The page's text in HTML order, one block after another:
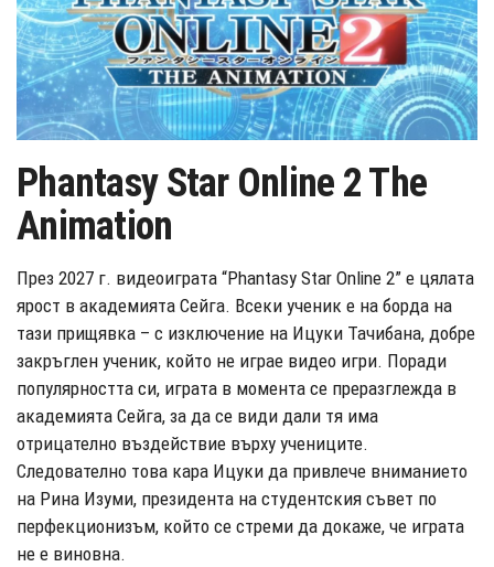
Phantasy Star Online 2 The
Animation
През 2027 г. видеоиграта “Phantasy Star Online 2” е цялата
ярост в академията Сейга. Всеки ученик е на борда на
тази прищявка – с изключение на Ицуки Тачибана, добре
закръглен ученик, който не играе видео игри. Поради
популярността си, играта в момента се преразглежда в
академията Сейга, за да се види дали тя има
отрицателно въздействие върху учениците.
Следователно това кара Ицуки да привлече вниманието
на Рина Изуми, президента на студентския съвет по
перфекционизъм, който се стреми да докаже, че играта
не е виновна.